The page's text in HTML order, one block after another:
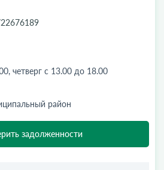
четверг с 13.00 до 18.00
район
задолженности